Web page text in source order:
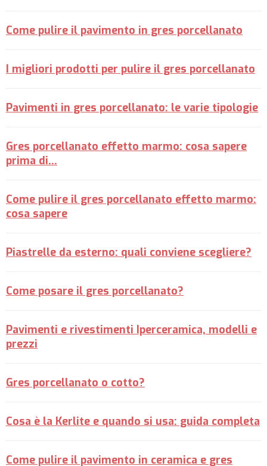
Come pulire il pavimento in gres porcellanato
I migliori prodotti per pulire il gres porcellanato
Pavimenti in gres porcellanato: le varie tipologie
Gres porcellanato effetto marmo: cosa sapere
prima di...
Come pulire il gres porcellanato effetto marmo:
cosa sapere
Piastrelle da esterno: quali conviene scegliere?
Come posare il gres porcellanato?
Pavimenti e rivestimenti Iperceramica, modelli e
prezzi
Gres porcellanato o cotto?
Cosa è la Kerlite e quando si usa: guida completa
Come pulire il pavimento in ceramica e gres